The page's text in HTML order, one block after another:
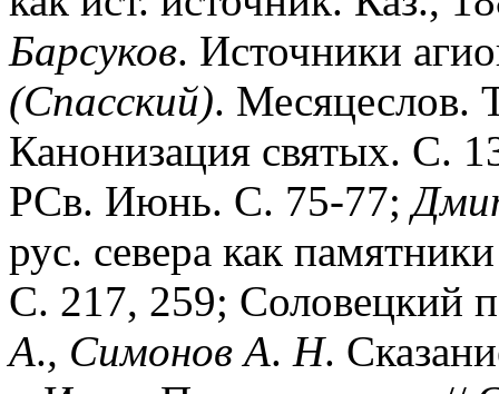
Барсуков. Источники
(Спасский). Месяцеслов.
Канонизация святых. С.
РСв. Июнь. С. 75-77;
рус. севера как
С. 217, 259; Соловецкий
А., Симонов А. Н.